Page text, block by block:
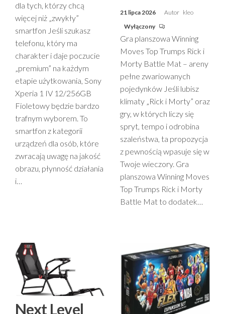
dla tych, którzy chcą
więcej niż „zwykły”
smartfon Jeśli szukasz
telefonu, który ma
charakter i daje poczucie
„premium” na każdym
etapie użytkowania, Sony
Xperia 1 IV 12/256GB
Fioletowy będzie bardzo
trafnym wyborem. To
smartfon z kategorii
urządzeń dla osób, które
zwracają uwagę na jakość
obrazu, płynność działania
i…
21 lipca 2026 Autor kleo
Wyłączony
Gra planszowa Winning
Moves Top Trumps Rick i
Morty Battle Mat – areny
pełne zwariowanych
pojedynków Jeśli lubisz
klimaty „Rick i Morty” oraz
gry, w których liczy się
spryt, tempo i odrobina
szaleństwa, ta propozycja
z pewnością wpasuje się w
Twoje wieczory. Gra
planszowa Winning Moves
Top Trumps Rick i Morty
Battle Mat to dodatek…
Next Level